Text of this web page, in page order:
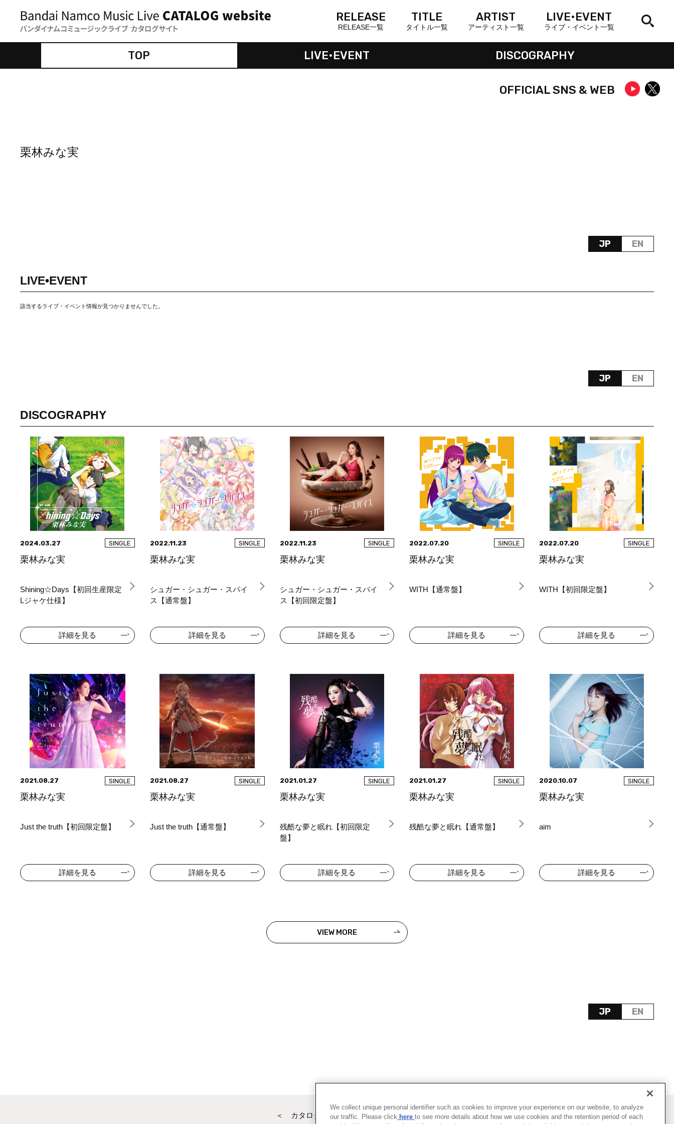
RELEASE
RELEASE一覧
TITLE
タイトル一覧
ARTIST
アーティスト一覧
LIVE•EVENT
ライブ・イベント一覧
TOP LIVE•EVENT DISCOGRAPHY
OFFICIAL SNS & WEB
栗林みな実
JP EN
LIVE•EVENT
該当するライブ・イベント情報が見つかりませんでした。
JP EN
DISCOGRAPHY
2024.03.27 SINGLE
栗林みな実
Shining☆Days【初回生産限定
Lジャケ仕様】
詳細を見る
2022.11.23 SINGLE
栗林みな実
シュガー・シュガー・スパイ
ス【通常盤】
詳細を見る
2022.11.23 SINGLE
栗林みな実
シュガー・シュガー・スパイ
ス【初回限定盤】
詳細を見る
2022.07.20 SINGLE
栗林みな実
WITH【通常盤】
詳細を見る
2022.07.20 SINGLE
栗林みな実
WITH【初回限定盤】
詳細を見る
2021.08.27 SINGLE
栗林みな実
Just the truth【初回限定盤】
詳細を見る
2021.08.27 SINGLE
栗林みな実
Just the truth【通常盤】
詳細を見る
2021.01.27 SINGLE
栗林みな実
残酷な夢と眠れ【初回限定
盤】
詳細を見る
2021.01.27 SINGLE
栗林みな実
残酷な夢と眠れ【通常盤】
詳細を見る
2020.10.07 SINGLE
栗林みな実
aim
詳細を見る
VIEW MORE
JP EN
＜ カタログサイト トップページへ
We collect unique personal identifier such as cookies to improve your experience on our website, to analyze
our traffic. Please click here to see more details about how we use cookies and the retention period of each